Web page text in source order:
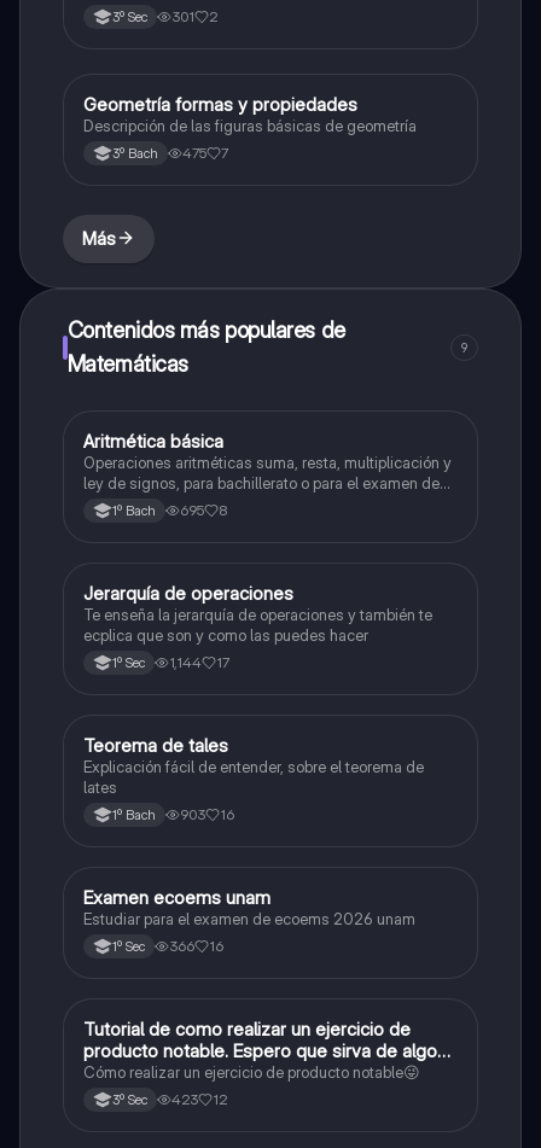
3º Sec 301 2
Geometría y trigonometría
Geometría formas y propiedades
Descripción de las figuras básicas de geometría
3º Bach 475 7
Más
Contenidos más populares de
Matemáticas
9
Matemáticas
Aritmética básica
Operaciones aritméticas suma, resta, multiplicación y
ley de signos, para bachillerato o para el examen de
admisión a la universidad
1º Bach 695 8
Matemáticas
Jerarquía de operaciones
Te enseña la jerarquía de operaciones y también te
ecplica que son y como las puedes hacer
1º Sec 1,144 17
Matemáticas
Teorema de tales
Explicación fácil de entender, sobre el teorema de
lates
1º Bach 903 16
Español
Examen ecoems unam
Estudiar para el examen de ecoems 2026 unam
1º Sec 366 16
Matemáticas
Tutorial de como realizar un ejercicio de
producto notable. Espero que sirva de algo💕
😜
Cómo realizar un ejercicio de producto notable😜
3º Sec 423 12